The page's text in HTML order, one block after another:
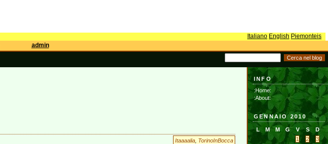
Italiano English Piemonteis
admin
Itaaaalia TorinoInBocca
INFO
:Home:
:About:
GENNAIO 2010
L M M G V S
D
1
2
3